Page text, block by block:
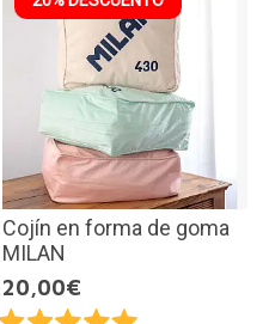
Cojín en forma de goma
MILAN
20,00€